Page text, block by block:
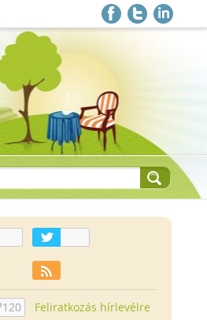
Feliratkozás hírlevélre